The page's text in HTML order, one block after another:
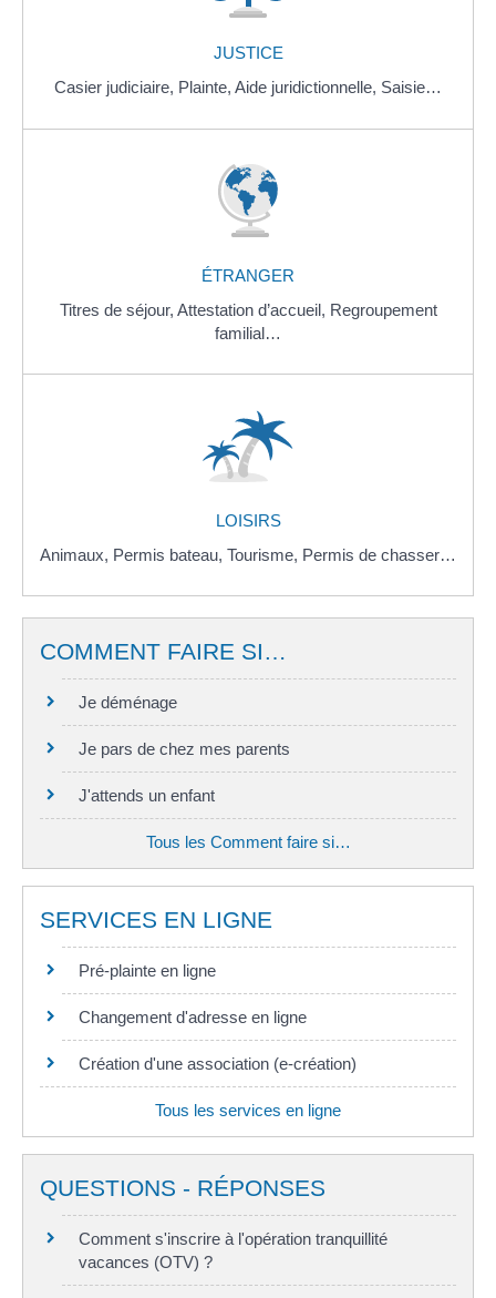
JUSTICE
Casier judiciaire, Plainte, Aide juridictionnelle, Saisie…
ÉTRANGER
Titres de séjour, Attestation d’accueil, Regroupement
familial…
LOISIRS
Animaux, Permis bateau, Tourisme, Permis de chasser…
COMMENT FAIRE SI…
Je déménage
Je pars de chez mes parents
J'attends un enfant
Tous les Comment faire si…
SERVICES EN LIGNE
Pré-plainte en ligne
Changement d'adresse en ligne
Création d'une association (e-création)
Tous les services en ligne
QUESTIONS - RÉPONSES
Comment s'inscrire à l'opération tranquillité
vacances (OTV) ?